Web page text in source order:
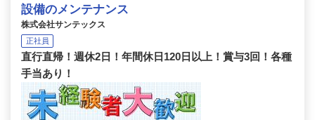
設備のメンテナンス
株式会社サンテックス
正社員
直行直帰！週休2日！年間休日120日以上！賞与3回！各種
手当あり！